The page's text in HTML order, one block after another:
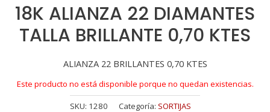
18K ALIANZA 22 DIAMANTES
TALLA BRILLANTE 0,70 KTES
ALIANZA 22 BRILLANTES 0,70 KTES
Este producto no está disponible porque no quedan existencias.
SKU: 1280 Categoría: SORTIJAS